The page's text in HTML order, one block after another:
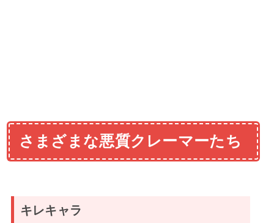
さまざまな悪質クレーマーたち
キレキャラ